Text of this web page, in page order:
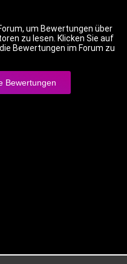
um Bewertungen über
zu lesen. Klicken Sie auf
Bewertungen im Forum zu
Bewertungen